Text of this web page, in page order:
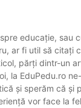
educație, sau
ar fi util să citați
părți dintr-un
la EduPedu.ro
și sperăm că și
vor face la